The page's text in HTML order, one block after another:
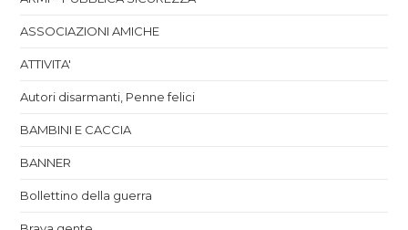
ASSOCIAZIONI AMICHE
ATTIVITA'
Autori disarmanti, Penne felici
BAMBINI E CACCIA
BANNER
Bollettino della guerra